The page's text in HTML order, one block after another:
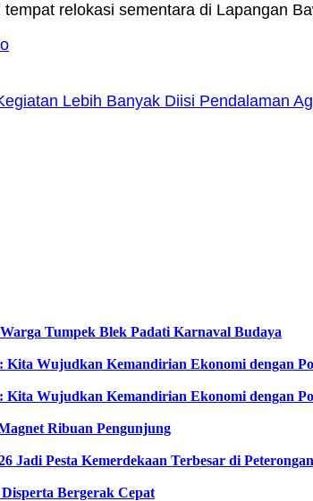
relokasi sementara di Lapangan
Lebih Banyak Diisi Pendalaman
Tumpek Blek Padati Karnaval Budaya
Wujudkan Kemandirian Ekonomi dengan
Wujudkan Kemandirian Ekonomi dengan
Ribuan Pengunjung
Jadi Pesta Kemerdekaan Terbesar di Peterongan
Bergerak Cepat